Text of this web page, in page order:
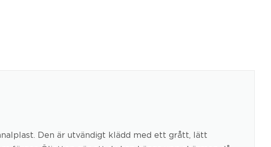
Den är utvändigt klädd med ett grått, lätt